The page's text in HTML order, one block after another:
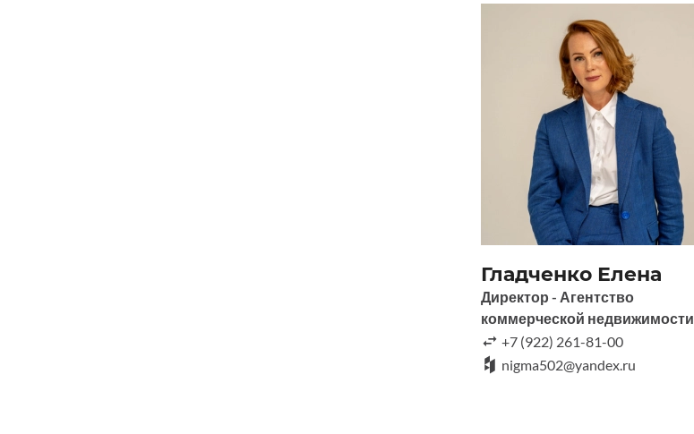
Гладченко Елена
Директор - Агентство
коммерческой недвижимости
+7 (922) 261-81-00
nigma502@yandex.ru